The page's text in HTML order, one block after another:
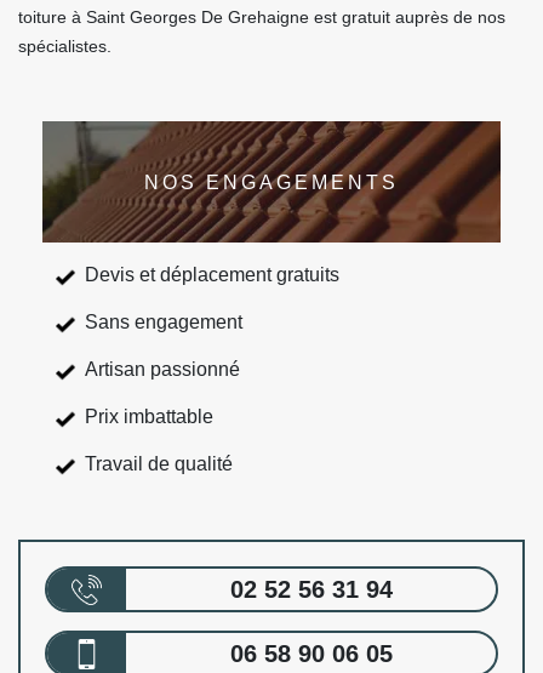
toiture à Saint Georges De Grehaigne est gratuit auprès de nos
spécialistes.
NOS ENGAGEMENTS
Devis et déplacement gratuits
Sans engagement
Artisan passionné
Prix imbattable
Travail de qualité
02 52 56 31 94
06 58 90 06 05